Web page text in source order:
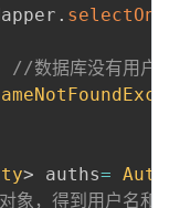
. selectOne
//数据库没有用户
> auths=
，得到用户名和